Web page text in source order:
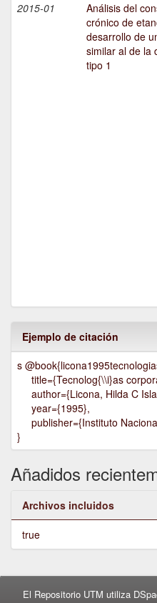
2015-01
Análisis del
crónico de
desarrollo de
similar al de la
tipo 1
Ejemplo de citación
s
title={Tecnolog{\\i}as
author={Licona, Hilda C
year={1995},
publisher={Instituto
}
Añadidos
Archivos incluidos
true
El Repositorio UTM utiliza